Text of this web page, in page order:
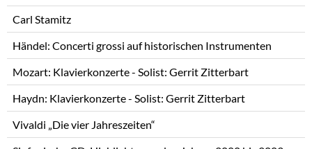
Carl Stamitz
Händel: Concerti grossi auf historischen Instrumenten
Mozart: Klavierkonzerte - Solist: Gerrit Zitterbart
Haydn: Klavierkonzerte - Solist: Gerrit Zitterbart
Vivaldi „Die vier Jahreszeiten“